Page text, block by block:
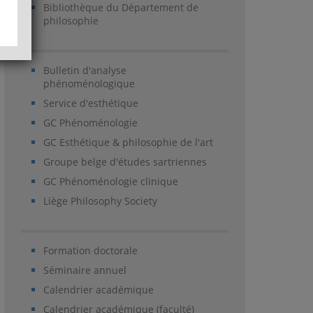
Bibliothèque du Département de
philosophie
Bulletin d'analyse
phénoménologique
Service d'esthétique
GC Phénoménologie
GC Esthétique & philosophie de l'art
Groupe belge d'études sartriennes
GC Phénoménologie clinique
Liège Philosophy Society
Formation doctorale
Séminaire annuel
Calendrier académique
Calendrier académique (faculté)